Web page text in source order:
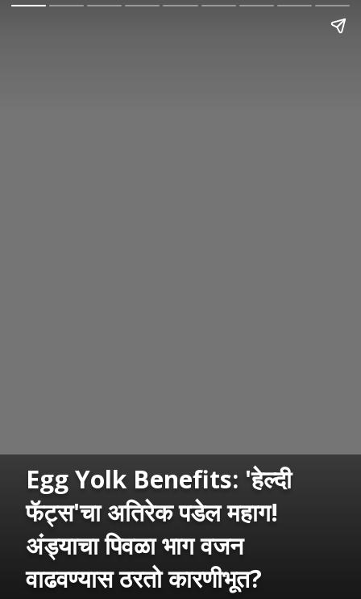
Egg Yolk Benefits: 'हेल्दी
फॅट्स'चा अतिरेक पडेल महाग!
अंड्याचा पिवळा भाग वजन
वाढवण्यास ठरतो कारणीभूत?